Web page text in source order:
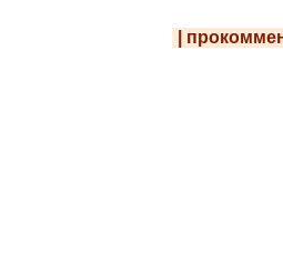
|